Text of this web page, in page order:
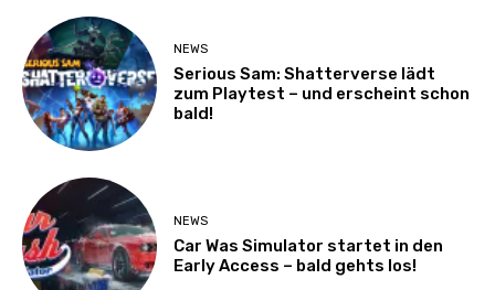
NEWS
Serious Sam: Shatterverse lädt
zum Playtest – und erscheint schon
bald!
NEWS
Car Was Simulator startet in den
Early Access – bald gehts los!